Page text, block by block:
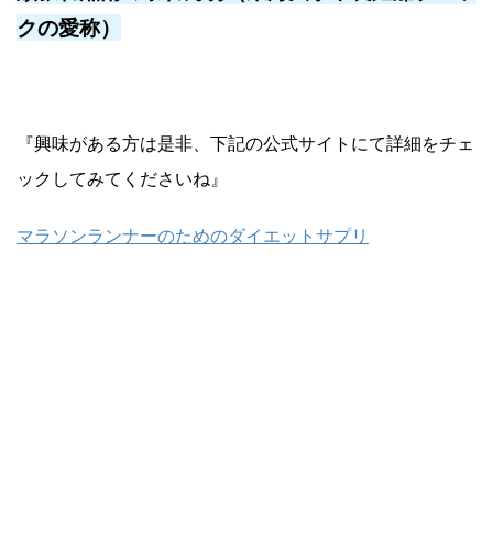
クの愛称）
『興味がある方は是非、下記の公式サイトにて詳細をチェ
ックしてみてくださいね』
マラソンランナーのためのダイエットサプリ